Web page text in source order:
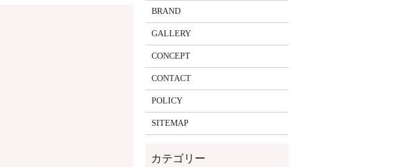
BRAND
GALLERY
CONCEPT
CONTACT
POLICY
SITEMAP